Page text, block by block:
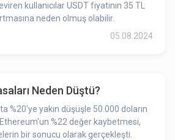
kullanıcılar USDT fiyatının 35 TL
neden olmuş olabilir.
05.08.2024
Neden Düştü?
%20'ye yakın düşüşle 50.000 doların
%22 değer kaybetmesi,
bir sonucu olarak gerçekleşti.